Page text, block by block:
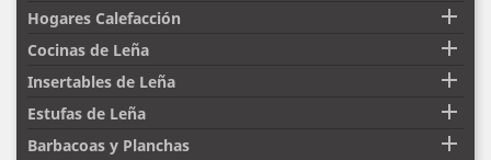
Hogares Calefacción 
Cocinas de Leña 
Insertables de Leña 
Estufas de Leña 
Barbacoas y Planchas 